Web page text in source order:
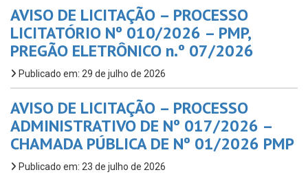
AVISO DE LICITAÇÃO – PROCESSO
LICITATÓRIO Nº 010/2026 – PMP,
PREGÃO ELETRÔNICO n.º 07/2026
Publicado em: 29 de julho de 2026
AVISO DE LICITAÇÃO – PROCESSO
ADMINISTRATIVO DE Nº 017/2026 –
CHAMADA PÚBLICA DE Nº 01/2026 PMP
Publicado em: 23 de julho de 2026